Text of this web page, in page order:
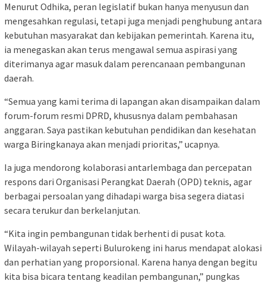
Menurut Odhika, peran legislatif bukan hanya menyusun dan
mengesahkan regulasi, tetapi juga menjadi penghubung antara
kebutuhan masyarakat dan kebijakan pemerintah. Karena itu,
ia menegaskan akan terus mengawal semua aspirasi yang
diterimanya agar masuk dalam perencanaan pembangunan
daerah.
“Semua yang kami terima di lapangan akan disampaikan dalam
forum-forum resmi DPRD, khususnya dalam pembahasan
anggaran. Saya pastikan kebutuhan pendidikan dan kesehatan
warga Biringkanaya akan menjadi prioritas,” ucapnya.
Ia juga mendorong kolaborasi antarlembaga dan percepatan
respons dari Organisasi Perangkat Daerah (OPD) teknis, agar
berbagai persoalan yang dihadapi warga bisa segera diatasi
secara terukur dan berkelanjutan.
“Kita ingin pembangunan tidak berhenti di pusat kota.
Wilayah-wilayah seperti Bulurokeng ini harus mendapat alokasi
dan perhatian yang proporsional. Karena hanya dengan begitu
kita bisa bicara tentang keadilan pembangunan,” pungkas